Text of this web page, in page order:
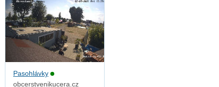
Pasohlávky
obcerstvenikucera.cz